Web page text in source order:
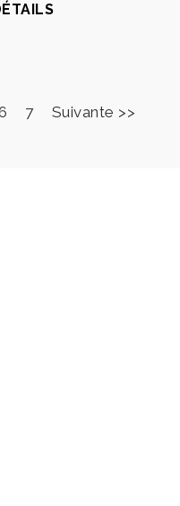
7 Suivante >>